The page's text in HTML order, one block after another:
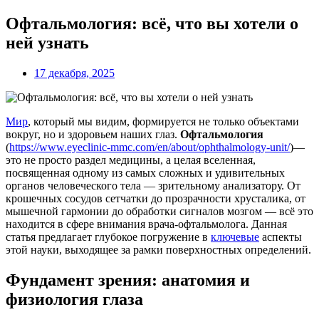
Офтальмология: всё, что вы хотели о
ней узнать
17 декабря, 2025
Мир, который мы видим, формируется не только объектами
вокруг, но и здоровьем наших глаз. Офтальмология
(https://www.eyeclinic-mmc.com/en/about/ophthalmology-unit/)—
это не просто раздел медицины, а целая вселенная,
посвященная одному из самых сложных и удивительных
органов человеческого тела — зрительному анализатору. От
крошечных сосудов сетчатки до прозрачности хрусталика, от
мышечной гармонии до обработки сигналов мозгом — всё это
находится в сфере внимания врача-офтальмолога. Данная
статья предлагает глубокое погружение в ключевые аспекты
этой науки, выходящее за рамки поверхностных определений.
Фундамент зрения: анатомия и
физиология глаза